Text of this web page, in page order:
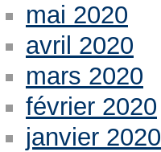
mai 2020
avril 2020
mars 2020
février 2020
janvier 2020